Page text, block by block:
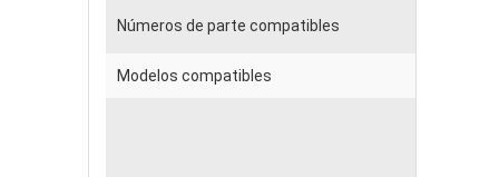
Números de parte compatibles
Modelos compatibles